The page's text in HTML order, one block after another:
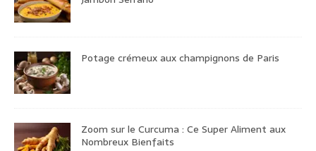
Potage crémeux aux champignons de Paris
Zoom sur le Curcuma : Ce Super Aliment aux
Nombreux Bienfaits